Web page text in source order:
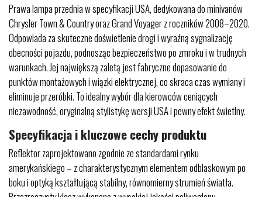
Prawa lampa przednia w specyfikacji USA, dedykowana do minivanów
Chrysler Town & Country oraz Grand Voyager z roczników 2008–2020.
Odpowiada za skuteczne doświetlenie drogi i wyraźną sygnalizację
obecności pojazdu, podnosząc bezpieczeństwo po zmroku i w trudnych
warunkach. Jej największą zaletą jest fabryczne dopasowanie do
punktów montażowych i wiązki elektrycznej, co skraca czas wymiany i
eliminuje przeróbki. To idealny wybór dla kierowców ceniących
niezawodność, oryginalną stylistykę wersji USA i pewny efekt świetlny.
Specyfikacja i kluczowe cechy produktu
Reflektor zaprojektowano zgodnie ze standardami rynku
amerykańskiego – z charakterystycznym elementem odblaskowym po
boku i optyką kształtującą stabilny, równomierny strumień światła.